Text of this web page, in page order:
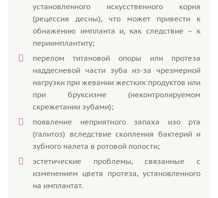
установленного искусственного корня
(рецессия десны), что может привести к
обнажению импланта и, как следствие – к
периимплантиту;
перелом титановой опоры или протеза
наддесневой части зуба из-за чрезмерной
нагрузки при жевании жестких продуктов или
при бруксизме (неконтролируемом
скрежетании зубами);
появление неприятного запаха изо рта
(галитоз) вследствие скопления бактерий и
зубного налета в ротовой полости;
эстетические проблемы, связанные с
изменением цвета протеза, установленного
на имплантат.